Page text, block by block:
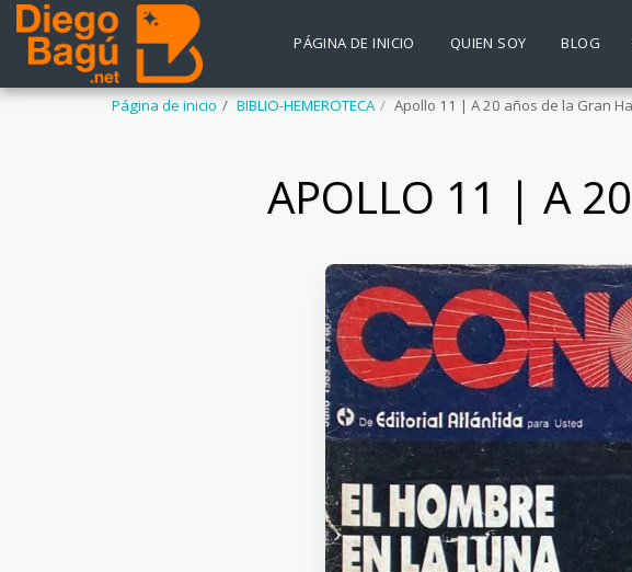
PÁGINA DE INICIO QUIEN SOY BLOG
Página de inicio BIBLIO-HEMEROTECA Apollo 11 | A 20 años de la Gran
APOLLO 11 | A